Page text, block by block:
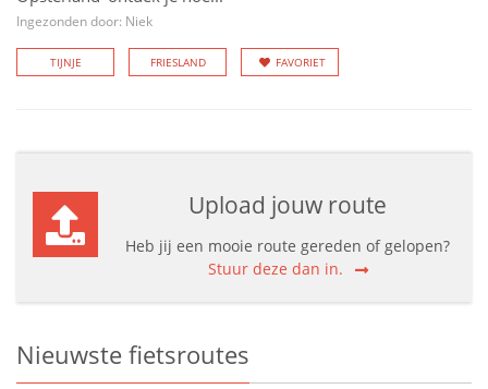
Ingezonden door: Niek
TIJNJE FRIESLAND FAVORIET
Upload jouw route
Heb jij een mooie route gereden of gelopen?
Stuur deze dan in.
Nieuwste fietsroutes